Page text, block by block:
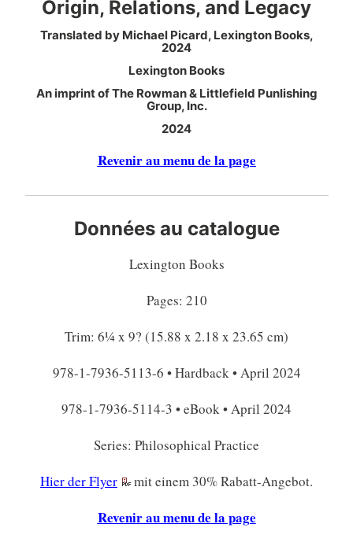
Origin, Relations, and Legacy
Translated by Michael Picard, Lexington Books,
2024
Lexington Books
An imprint of The Rowman & Littlefield Punlishing
Group, Inc.
2024
Revenir au menu de la page
Données au catalogue
Lexington Books
Pages: 210
Trim: 6¼ x 9? (15.88 x 2.18 x 23.65 cm)
978-1-7936-5113-6 • Hardback • April 2024
978-1-7936-5114-3 • eBook • April 2024
Series: Philosophical Practice
Hier der Flyer
mit einem 30% Rabatt-Angebot.
Revenir au menu de la page